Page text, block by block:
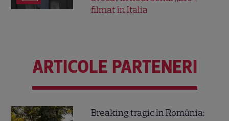
filmat în Italia
ARTICOLE PARTENERI
Breaking tragic în România: